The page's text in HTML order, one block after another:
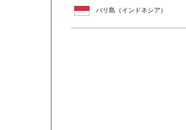
バリ島（インドネシア）